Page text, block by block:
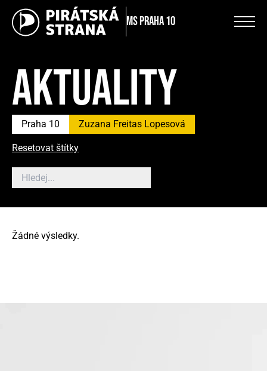
MS Praha 10
AKTUALITY
Praha 10 Zuzana Freitas Lopesová
Resetovat štítky
Žádné výsledky.